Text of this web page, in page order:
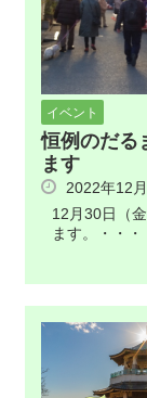
イベント
恒例のだる
ます
2022年12
12月30日（
ます。・・・